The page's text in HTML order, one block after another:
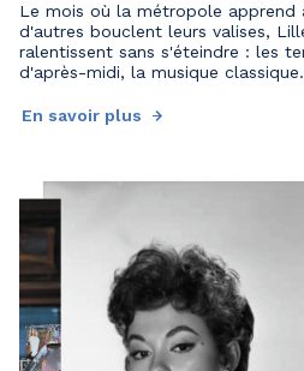
Le mois où la métropole apprend
d'autres bouclent leurs valises,
ralentissent sans s'éteindre : les
d'après-midi, la musique
En savoir plus